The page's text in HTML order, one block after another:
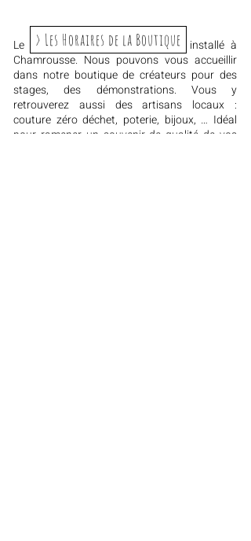
Le laboratoire de fabrication est installé à
Chamrousse. Nous pouvons vous accueillir
dans notre boutique de créateurs pour des
stages, des démonstrations. Vous y
retrouverez aussi des artisans locaux :
couture zéro déchet, poterie, bijoux, … Idéal
pour ramener un souvenir de qualité de vos
> Les Horaires de la Boutique